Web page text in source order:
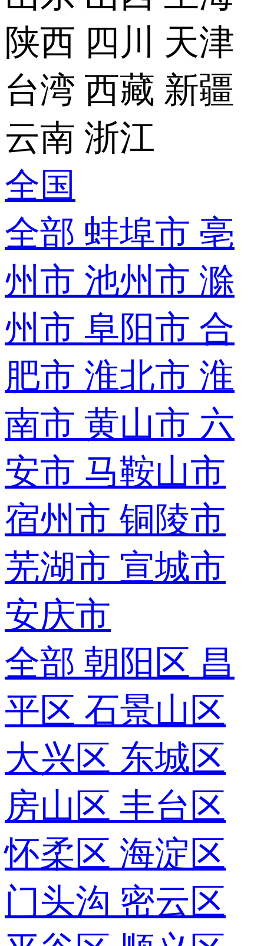
陕西 四川
天津
台湾 西藏 新疆
云南 浙江
全国
全部 蚌埠市 亳
州市 池州市 滁
州市 阜阳市 合
肥市 淮北市 淮
南市 黄山市 六
安市 马鞍山市
宿州市 铜陵市
芜湖市 宣城市
安庆市
全部 朝阳区 昌
平区 石景山区
大兴区 东城区
房山区 丰台区
怀柔区 海淀区
门头沟 密云区